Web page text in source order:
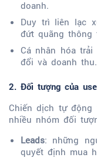
doanh.
Duy trì liên lạc
đứt quãng thông
Cá nhân hóa
đổi và doanh thu.
2. Đối tượng của
Chiến dịch tự
nhiều nhóm đối
Leads: những
quyết định mua